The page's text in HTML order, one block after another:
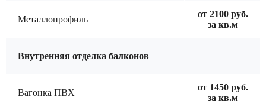
Металлопрофиль
от 2100 руб.
за кв.м
Внутренняя отделка балконов
Вагонка ПВХ
от 1450 руб.
за кв.м